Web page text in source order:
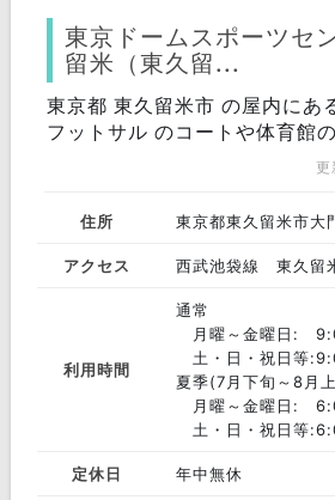
東京ドームスポーツセ
留米（東久留...
東京都 東久留米市 の屋内にあ
フットサル のコートや体育館
住所 東京都東久留米市
アクセス 西武池袋線 東久留
利用時間
通常
月曜～金曜日:
土・日・祝日等
夏季(7月下旬～8月
月曜～金曜日:
土・日・祝日等
定休日 年中無休